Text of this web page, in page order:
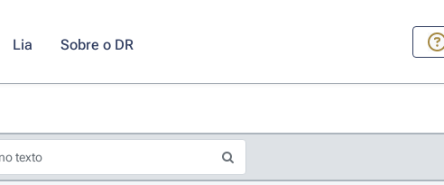
Lia Sobre o DR